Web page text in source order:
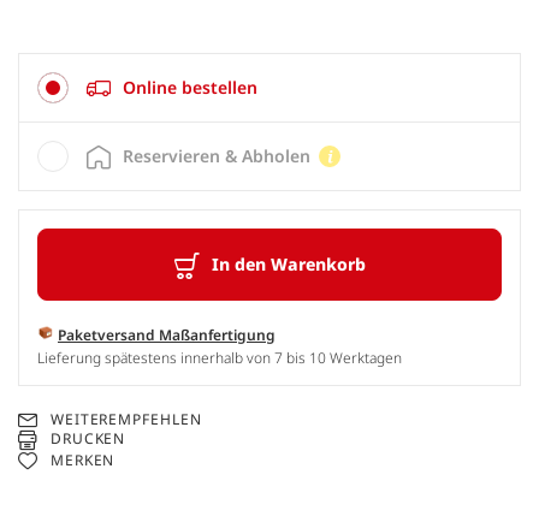
Online bestellen
In den Warenkorb
Paketversand Maßanfertigung
Lieferung spätestens innerhalb von 7 bis 10 Werktagen
Reservieren & Abholen
WEITEREMPFEHLEN
DRUCKEN
MERKEN